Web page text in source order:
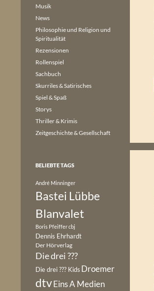
Musik
News
Philosophie und Religion und
Spiritualität
Rezensionen
Rollenspiel
Sachbuch
Skurriles & Satirisches
Spiel & Spaß
Storys
Thriller & Krimis
Zeitgeschichte & Gesellschaft
BELIEBTE TAGS
André Minninger
Bastei Lübbe
Blanvalet
Boris Pfeiffercbj
Dennis Ehrhardt
Der Hörverlag
Die drei ???
Die drei ??? Kids Droemer
dtvEins A Medien